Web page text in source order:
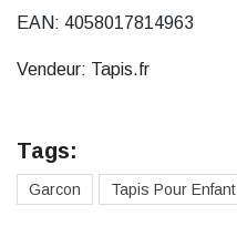
EAN: 4058017814963
Vendeur: Tapis.fr
Tags:
Garcon Tapis Pour Enfant